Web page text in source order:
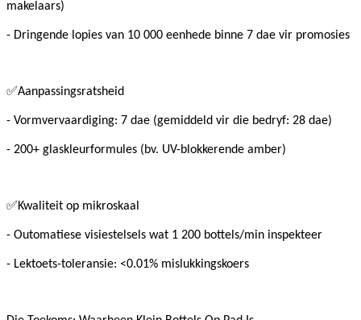
makelaars)
- Dringende lopies van 10 000 eenhede binne 7 dae vir promosies
✅Aanpassingsratsheid
- Vormvervaardiging: 7 dae (gemiddeld vir die bedryf: 28 dae)
- 200+ glaskleurformules (bv. UV-blokkerende amber)
✅Kwaliteit op mikroskaal
- Outomatiese visiestelsels wat 1 200 bottels/min inspekteer
- Lektoets-toleransie: <0.01% mislukkingskoers